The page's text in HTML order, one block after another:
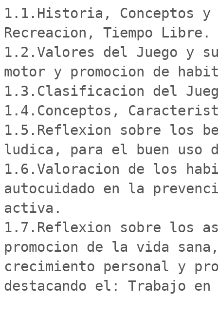
1.1.Historia, Conceptos
Recreacion, Tiempo Libre.
1.2.Valores del Juego y
motor y promocion de
1.3.Clasificacion del
1.4.Conceptos,
1.5.Reflexion sobre los
ludica, para el buen
1.6.Valoracion de los
autocuidado en la
activa.
1.7.Reflexion sobre los
promocion de la vida
crecimiento personal y
destacando el: Trabajo